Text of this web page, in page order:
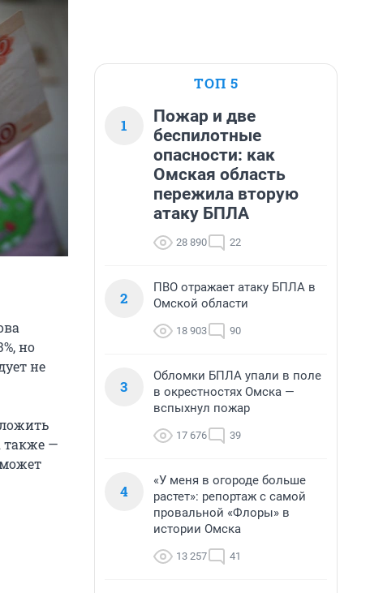
но
не
также —
ТОП 5
1
Пожар и две
беспилотные
опасности: как
Омская область
пережила вторую
атаку БПЛА
28 890 22
2
ПВО отражает атаку БПЛА в
Омской области
18 903 90
3
Обломки БПЛА упали в поле
в окрестностях Омска —
вспыхнул пожар
17 676 39
4
«У меня в огороде больше
растет»: репортаж с самой
провальной «Флоры» в
истории Омска
13 257 41